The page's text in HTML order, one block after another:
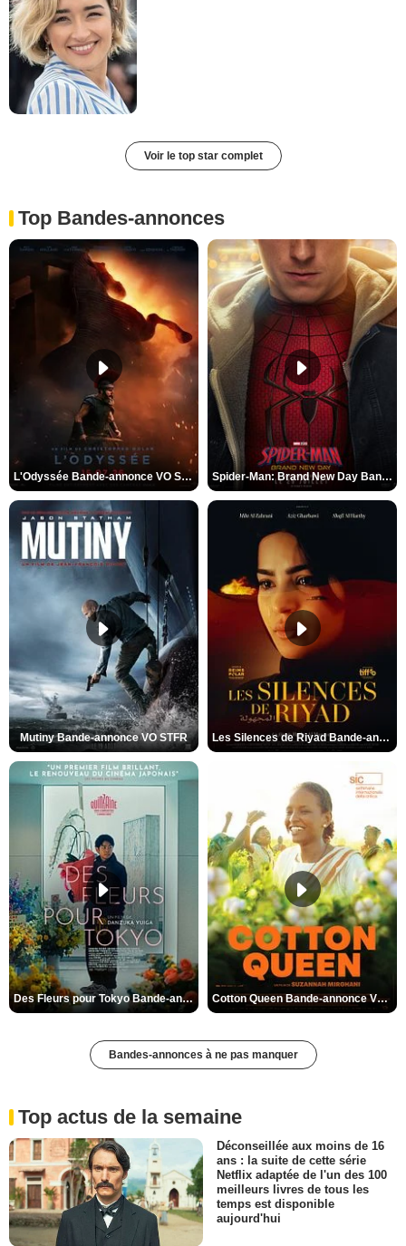
Voir le top star complet
Top Bandes-annonces
L'Odyssée Bande-annonce VO STFR Spider-Man: Brand New Day Bande-annonce VO STFR
Mutiny Bande-annonce VO STFR Les Silences de Riyad Bande-annonce VO STFR
Des Fleurs pour Tokyo Bande-annonce VO STFR Cotton Queen Bande-annonce VO STFR
Bandes-annonces à ne pas manquer
Top actus de la semaine
Déconseillée aux moins de 16
ans : la suite de cette série
Netflix adaptée de l'un des 100
meilleurs livres de tous les
temps est disponible
aujourd'hui